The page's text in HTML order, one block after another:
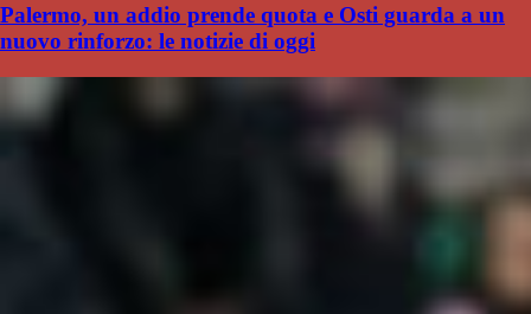
Palermo, un addio prende quota e Osti guarda a un
nuovo rinforzo: le notizie di oggi